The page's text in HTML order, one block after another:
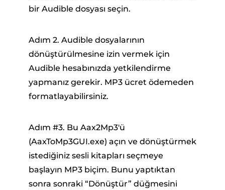
bir Audible dosyası seçin.
Adım 2. Audible dosyalarının
dönüştürülmesine izin vermek için
Audible hesabınızda yetkilendirme
yapmanız gerekir. MP3 ücret ödemeden
formatlayabilirsiniz.
Adım #3. Bu Aax2Mp3'ü
(AaxToMp3GUI.exe) açın ve dönüştürmek
istediğiniz sesli kitapları seçmeye
başlayın MP3 biçim. Bunu yaptıktan
sonra sonraki “Dönüştür” düğmesini